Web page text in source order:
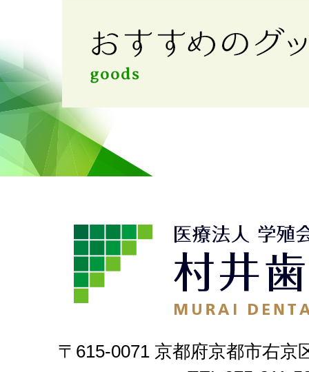
〒615-0071 京都府京都市右京